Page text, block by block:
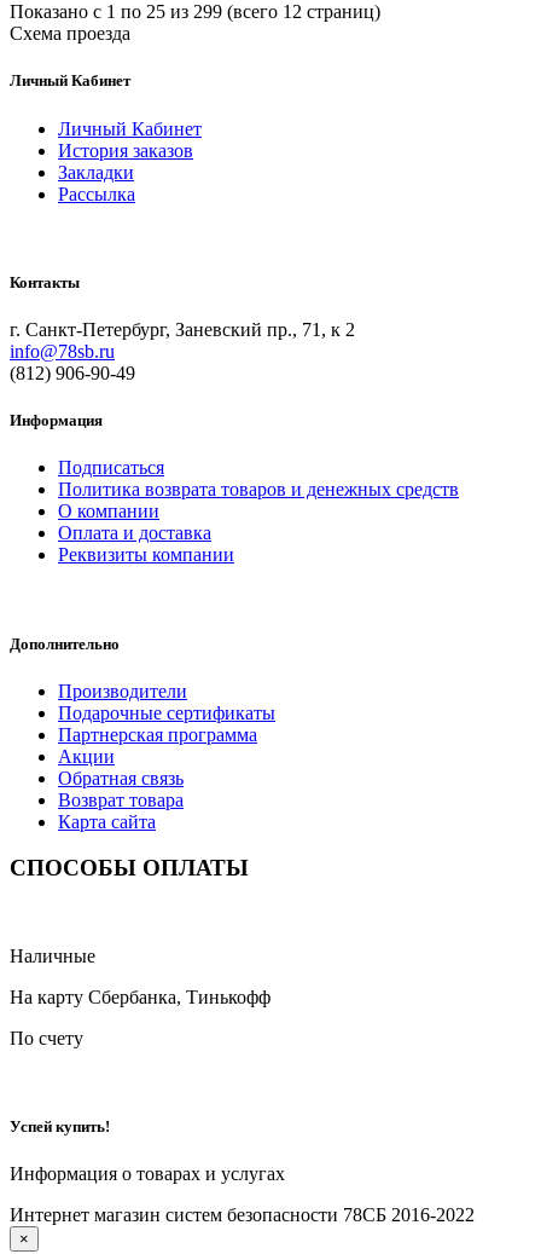
Показано с 1 по 25 из 299 (всего 12 страниц)
Схема проезда
Личный Кабинет
Личный Кабинет
История заказов
Закладки
Рассылка
Контакты
г. Санкт-Петербург, Заневский пр., 71, к 2
info@78sb.ru
(812) 906-90-49
Информация
Подписаться
Политика возврата товаров и денежных средств
О компании
Оплата и доставка
Реквизиты компании
Дополнительно
Производители
Подарочные сертификаты
Партнерская программа
Акции
Обратная связь
Возврат товара
Карта сайта
СПОСОБЫ ОПЛАТЫ
Наличные
На карту Сбербанка, Тинькофф
По счету
Успей купить!
Информация о товарах и услугах
Интернет магазин систем безопасности 78СБ 2016-2022
×